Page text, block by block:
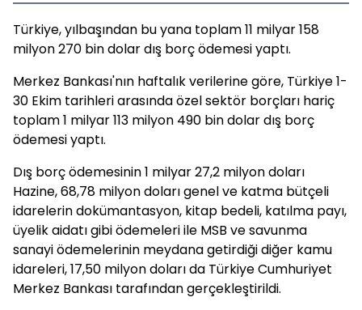
Türkiye, yılbaşından bu yana toplam 11 milyar 158
milyon 270 bin dolar dış borç ödemesi yaptı.
Merkez Bankası'nın haftalık verilerine göre, Türkiye 1-
30 Ekim tarihleri arasında özel sektör borçları hariç
toplam 1 milyar 113 milyon 490 bin dolar dış borç
ödemesi yaptı.
Dış borç ödemesinin 1 milyar 27,2 milyon doları
Hazine, 68,78 milyon doları genel ve katma bütçeli
idarelerin dokümantasyon, kitap bedeli, katılma payı,
üyelik aidatı gibi ödemeleri ile MSB ve savunma
sanayi ödemelerinin meydana getirdiği diğer kamu
idareleri, 17,50 milyon doları da Türkiye Cumhuriyet
Merkez Bankası tarafından gerçekleştirildi.